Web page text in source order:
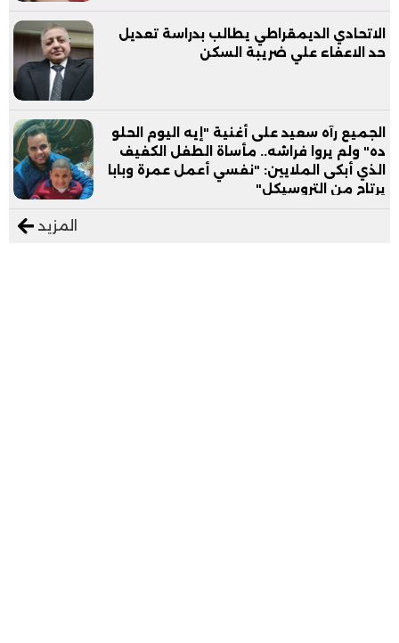
الاتحادي الديمقراطي يطالب بدراسة تعديل
حد الاعفاء علي ضريبة السكن
الجميع رآه سعيد على أغنية "إيه اليوم الحلو
ده" ولم يروا فراشه.. مأساة الطفل الكفيف
الذي أبكى الملايين: "نفسي أعمل عمرة وبابا
يرتاح من التروسيكل"
المزيد